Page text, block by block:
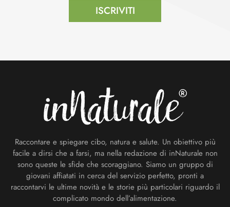
ISCRIVITI
Raccontare e spiegare cibo, natura e salute. Un obiettivo più
facile a dirsi che a farsi, ma nella redazione di inNaturale non
sono queste le sfide che scoraggiano. Siamo un gruppo di
giovani affiatati in cerca del servizio perfetto, pronti a
raccontarvi le ultime novità e le storie più particolari riguardo il
complicato mondo dell’alimentazione.